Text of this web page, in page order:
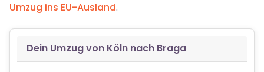
Umzug ins EU-Ausland.
Dein Umzug von Köln nach Braga